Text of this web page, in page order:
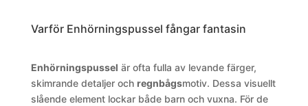
Varför Enhörningspussel fångar fantasin
Enhörningspussel är ofta fulla av levande färger,
skimrande detaljer och regnbågsmotiv. Dessa visuellt
slående element lockar både barn och vuxna. För de